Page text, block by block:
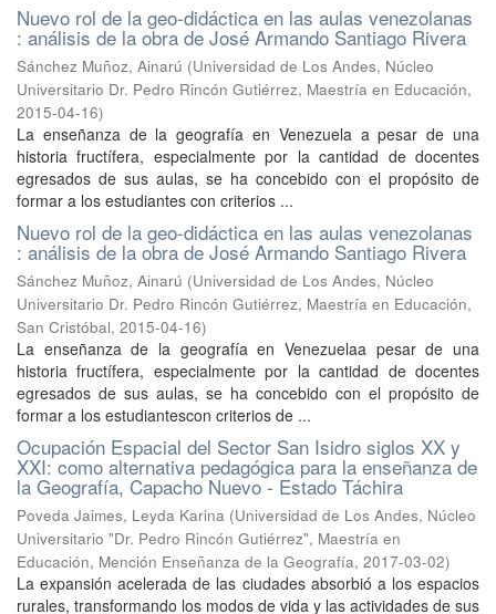
Nuevo rol de la geo-didáctica en las aulas venezolanas
: análisis de la obra de José Armando Santiago Rivera
Sánchez Muñoz, Ainarú (Universidad de Los Andes, Núcleo
Universitario Dr. Pedro Rincón Gutiérrez, Maestría en Educación,
2015-04-16)
La enseñanza de la geografía en Venezuela a pesar de una
historia fructífera, especialmente por la cantidad de docentes
egresados de sus aulas, se ha concebido con el propósito de
formar a los estudiantes con criterios ...
Nuevo rol de la geo-didáctica en las aulas venezolanas
: análisis de la obra de José Armando Santiago Rivera
Sánchez Muñoz, Ainarú (Universidad de Los Andes, Núcleo
Universitario Dr. Pedro Rincón Gutiérrez, Maestría en Educación,
San Cristóbal, 2015-04-16)
La enseñanza de la geografía en Venezuelaa pesar de una
historia fructífera, especialmente por la cantidad de docentes
egresados de sus aulas, se ha concebido con el propósito de
formar a los estudiantescon criterios de ...
Ocupación Espacial del Sector San Isidro siglos XX y
XXI: como alternativa pedagógica para la enseñanza de
la Geografía, Capacho Nuevo - Estado Táchira
Poveda Jaimes, Leyda Karina (Universidad de Los Andes, Núcleo
Universitario "Dr. Pedro Rincón Gutiérrez", Maestría en
Educación, Mención Enseñanza de la Geografía, 2017-03-02)
La expansión acelerada de las ciudades absorbió a los espacios
rurales, transformando los modos de vida y las actividades de sus